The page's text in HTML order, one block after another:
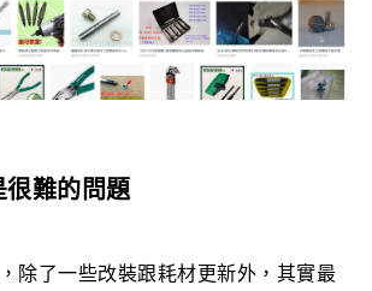
難的問題
除了一些改裝跟耗材更新外，其實最